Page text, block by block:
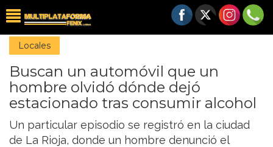
Locales
Buscan un automóvil que un
hombre olvidó dónde dejó
estacionado tras consumir alcohol
Un particular episodio se registró en la ciudad
de La Rioja, donde un hombre denunció el